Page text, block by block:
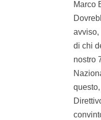
Marco
avviso,
di chi
nostro